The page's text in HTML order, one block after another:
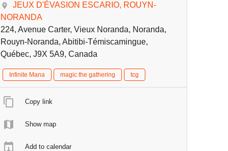
JEUX D'ÉVASION ESCARIO, ROUYN-
NORANDA
224, Avenue Carter, Vieux Noranda, Noranda,
Rouyn-Noranda, Abitibi-Témiscamingue,
Québec, J9X 5A9, Canada
Infinite Mana magic the gathering tcg
Copy link
Show map
Add to calendar